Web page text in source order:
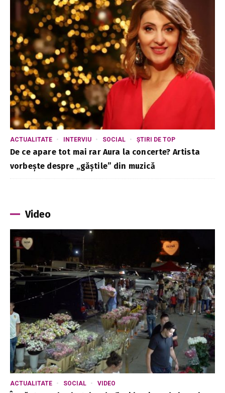
ACTUALITATE INTERVIU SOCIAL ȘTIRI DE TOP
De ce apare tot mai rar Aura la concerte? Artista
vorbește despre „găștile” din muzică
Video
ACTUALITATE SOCIAL VIDEO